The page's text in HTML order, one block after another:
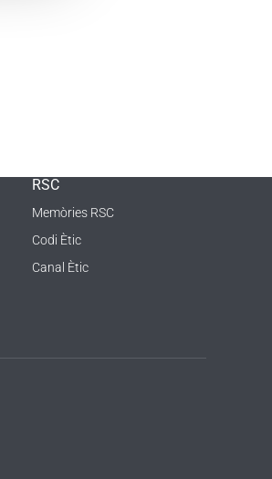
RSC
Memòries RSC
Codi Ètic
Canal Ètic